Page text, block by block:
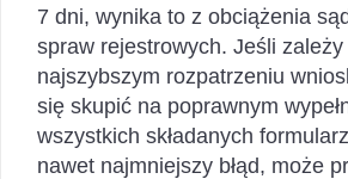
7 dni, wynika to z obciążenia
spraw rejestrowych. Jeśli
najszybszym rozpatrzeniu
się skupić na poprawnym
wszystkich składanych
nawet najmniejszy błąd, może